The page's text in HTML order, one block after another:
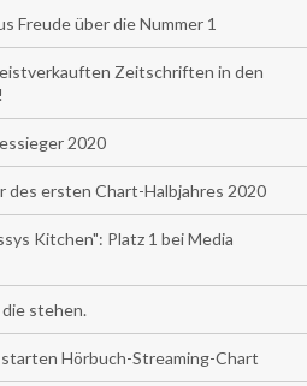
Freude über die Nummer 1
Zeitschriften in den
2020
des ersten Chart-Halbjahres 2020
Kitchen": Platz 1 bei Media
stehen.
Hörbuch-Streaming-Chart